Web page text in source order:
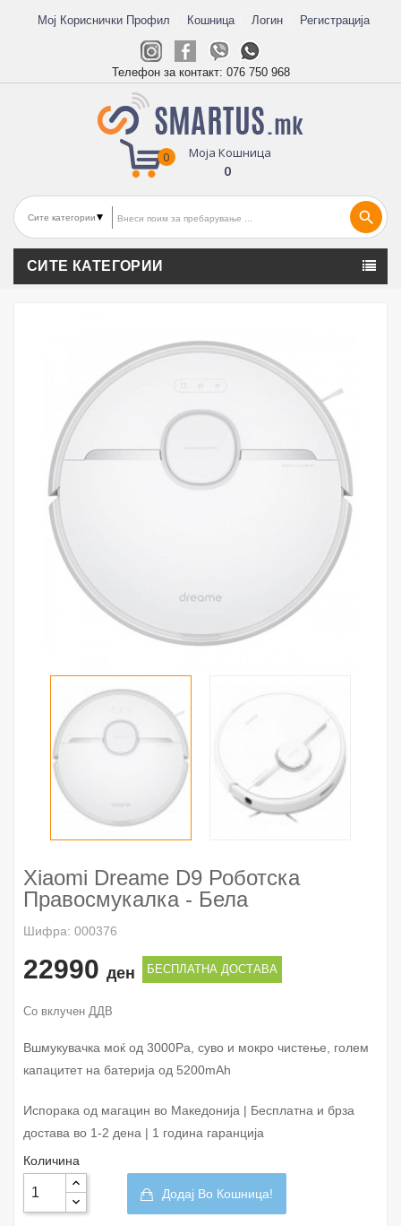
Мој Кориснички Профил Кошница Логин Регистрација
Телефон за контакт: 076 750 968
Моја Кошница
0
0
search
СИТЕ КАТЕГОРИИ
Xiaomi Dreame D9 Роботска
Правосмукалка - Бела
Шифра: 000376
22990 ден БЕСПЛАТНА ДОСТАВА
Со вклучен ДДВ
Вшмукувачка моќ од 3000Pa, суво и мокро чистење, голем
капацитет на батерија од 5200mAh
Испорака од магацин во Македонија | Бесплатна и брза
достава во 1-2 дена | 1 година гаранција
Количина
Додај Во Кошница!